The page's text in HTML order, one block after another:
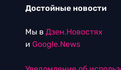
Достойные новости
Мы в Дзен.Новостях
и Google.News